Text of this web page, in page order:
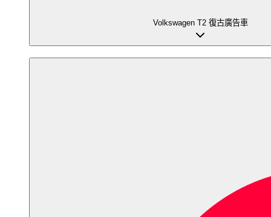
Volkswagen T2 復古廣告車